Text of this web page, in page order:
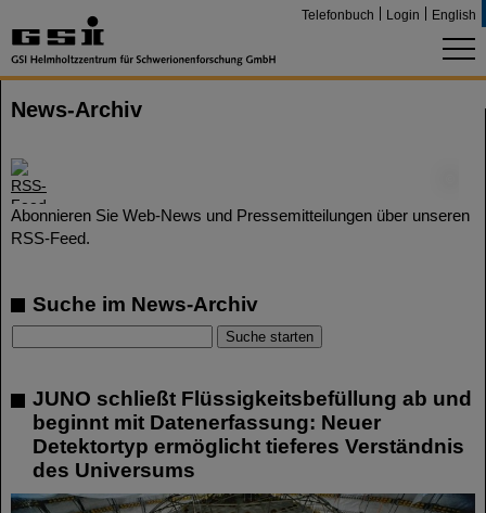
Telefonbuch Login English
News-Archiv
Abonnieren Sie Web-News und Pressemitteilungen über unseren
RSS-Feed.
Suche im News-Archiv
JUNO schließt Flüssigkeitsbefüllung ab und
beginnt mit Datenerfassung: Neuer
Detektortyp ermöglicht tieferes Verständnis
des Universums